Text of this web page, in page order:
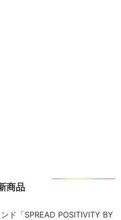
商品
ド「SPREAD POSITIVITY BY